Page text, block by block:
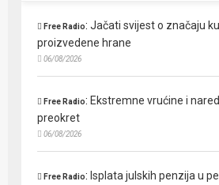
Free Radio:Jačati svijest o značaju
proizvedene hrane
06/08/2026
Free Radio: Ekstremne vrućine i
preokret
06/08/2026
Free Radio: Isplata julskih penzija u